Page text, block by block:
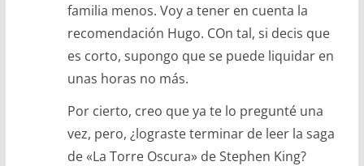
familia menos. Voy a tener en cuenta la
recomendación Hugo. COn tal, si decis que
es corto, supongo que se puede liquidar en
unas horas no más.
Por cierto, creo que ya te lo pregunté una
vez, pero, ¿lograste terminar de leer la saga
de «La Torre Oscura» de Stephen King?